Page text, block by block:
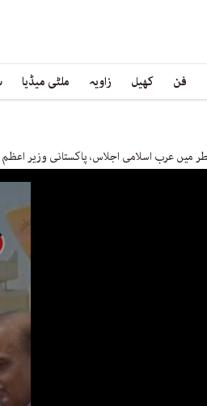
فن کھیل زاویہ ملٹی میڈیا
میں عرب اسلامی اجلاس، پاکستانی وزیر